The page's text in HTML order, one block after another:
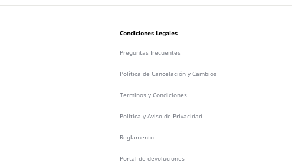
Condiciones Legales
Preguntas frecuentes
Política de Cancelación y Cambios
Terminos y Condiciones
Política y Aviso de Privacidad
Reglamento
Portal de devoluciones